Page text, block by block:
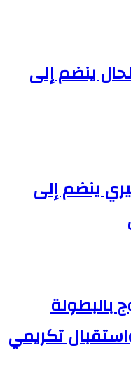
ينضم إلى
ينضم إلى
بالبطولة
واستقبال تكريمي